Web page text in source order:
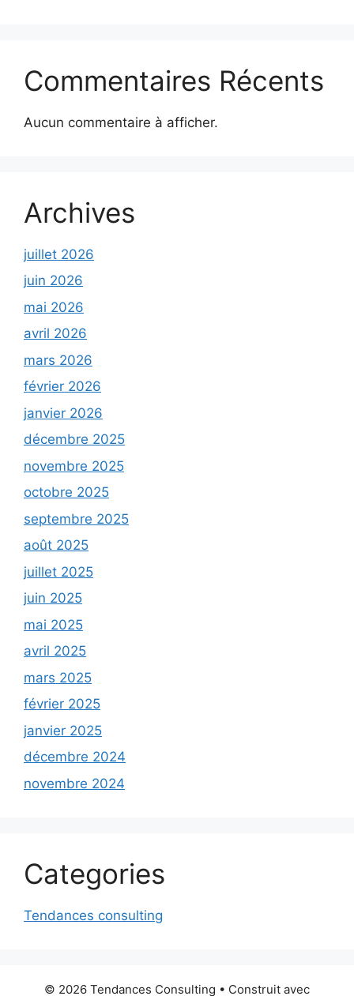
Commentaires Récents
Aucun commentaire à afficher.
Archives
juillet 2026
juin 2026
mai 2026
avril 2026
mars 2026
février 2026
janvier 2026
décembre 2025
novembre 2025
octobre 2025
septembre 2025
août 2025
juillet 2025
juin 2025
mai 2025
avril 2025
mars 2025
février 2025
janvier 2025
décembre 2024
novembre 2024
Categories
Tendances consulting
© 2026 Tendances Consulting • Construit avec